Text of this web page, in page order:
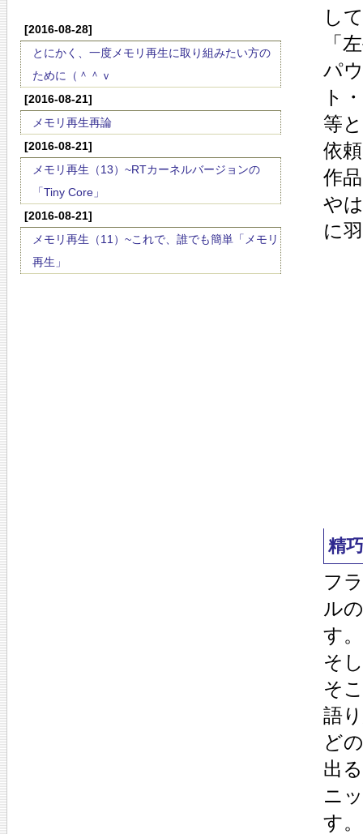
[2016-08-28]
とにかく、一度メモリ再生に取り組みたい方の
ために（＾＾ｖ
[2016-08-21]
メモリ再生再論
[2016-08-21]
メモリ再生（13）~RTカーネルバージョンの
「Tiny Core」
[2016-08-21]
メモリ再生（11）~これで、誰でも簡単「メモリ
再生」
し
「
パ
ト
等
依
作
や
に
精
フ
ル
す。
そ
そ
語
ど
出
ニ
す。